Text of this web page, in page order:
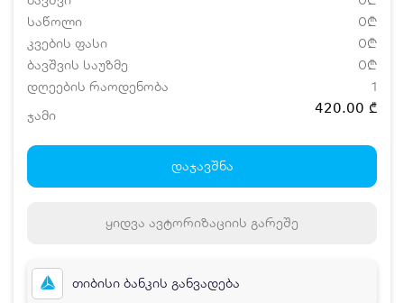
საწოლი
0₾
კვების ფასი
0₾
ბავშვის საუზმე
0₾
დღეების რაოდენობა
1
ჯამი
420.00 ₾
დამატებითი საწოლი
0 ₾
ნომრის ღირებულება დანაზოგით
დაჯავშნა
ყიდვა ავტორიზაციის გარეშე
თიბისი ბანკის განვადება